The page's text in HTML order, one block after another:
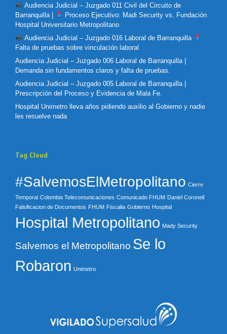
Audiencia Judicial – Juzgado 011 Civil del Circuito de
Barranquilla |
Proceso Ejecutivo: Madi Security vs. Fundación
Hospital Universitario Metropolitano
Audiencia Judicial – Juzgado 016 Laboral de Barranquilla
Falta de pruebas sobre vinculación laboral
Audiencia Judicial – Juzgado 006 Laboral de Barranquilla |
Demanda sin fundamentos claros y falta de pruebas.
Audiencia Judicial – Juzgado 005 Laboral de Barranquilla |
Prescripción del Proceso y Evidencia de Mala Fe.
Hospital Unimetro lleva años pidiendo auxilio al Gobierno y nadie
les resuelve nada
Tag Cloud
#SalvemosElMetropolitano Cierre
Temporal Colombia Telecomunicaciones Comunicado FHUM Daniel Coronell
Falsificacion de Documentos FHUM Fiscalia Gobierno Hospital
Hospital Metropolitano Mady Security
Salvemos el Metropolitano Se lo
Robaron Unimetro